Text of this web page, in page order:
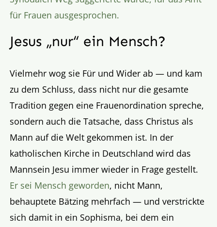
für Frauen ausgesprochen.
Jesus „nur“ ein Mensch?
Vielmehr wog sie Für und Wider ab — und kam
zu dem Schluss, dass nicht nur die gesamte
Tradition gegen eine Frauenordination spreche,
sondern auch die Tatsache, dass Christus als
Mann auf die Welt gekommen ist. In der
katholischen Kirche in Deutschland wird das
Mannsein Jesu immer wieder in Frage gestellt.
Er sei Mensch geworden, nicht Mann,
behauptete Bätzing mehrfach — und verstrickte
sich damit in ein Sophisma, bei dem ein